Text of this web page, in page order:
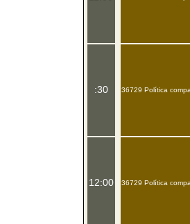
:30
12:00
36729 Política
36729 Política